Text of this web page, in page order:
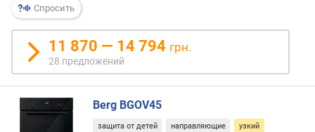
и
я
(
м
м
)
ш
Спросить
11 870 — 14 794 грн.
28 предложений
Berg BGOV45
защита от детей направляющие узкий